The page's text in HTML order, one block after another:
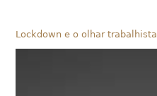
Lockdown e o olhar trabalhista